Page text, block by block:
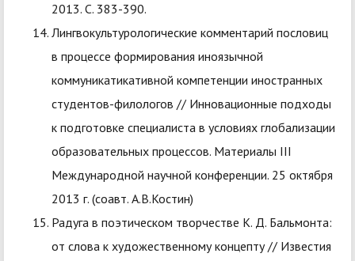
2013. С. 383-390.
Лингвокультурологические комментарий пословиц
в процессе формирования иноязычной
коммуникатикативной компетенции иностранных
студентов-филологов // Инновационные подходы
к подготовке специалиста в условиях глобализации
образовательных процессов. Материалы III
Международной научной конференции. 25 октября
2013 г. (соавт. А.В.Костин)
Радуга в поэтическом творчестве К. Д. Бальмонта:
от слова к художественному концепту // Известия